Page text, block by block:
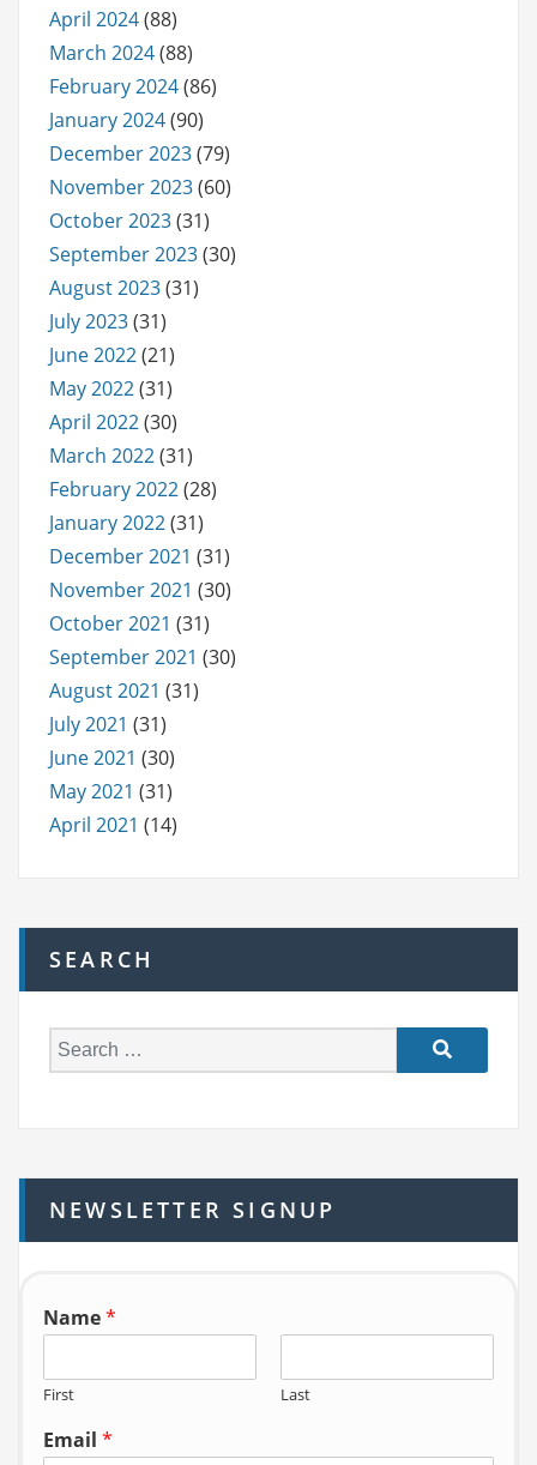
April 2024(88)
March 2024(88)
February 2024(86)
January 2024(90)
December 2023(79)
November 2023(60)
October 2023(31)
September 2023(30)
August 2023(31)
July 2023(31)
June 2022(21)
May 2022(31)
April 2022(30)
March 2022(31)
February 2022(28)
January 2022(31)
December 2021 (31)
November 2021 (30)
October 2021 (31)
September 2021 (30)
August 2021 (31)
July 2021 (31)
June 2021 (30)
May 2021 (31)
April 2021 (14)
SEARCH
e
h
f
o
NEWSLETTER SIGNUP
Name*
First Last
Email *